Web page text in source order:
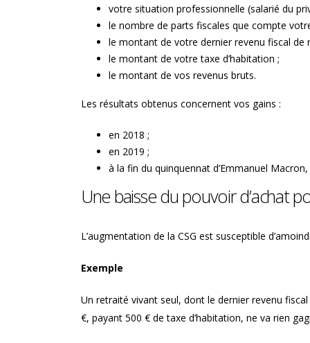
votre situation professionnelle (salarié du
le nombre de parts fiscales que compte
le montant de votre dernier revenu fiscal de
le montant de votre taxe d’habitation ;
le montant de vos revenus bruts.
Les résultats obtenus concernent vos gains :
en 2018 ;
en 2019 ;
à la fin du quinquennat d’Emmanuel
Une baisse du pouvoir d’achat
L’augmentation de la CSG est susceptible
Exemple
Un retraité vivant seul, dont le dernier revenu
€, payant 500 € de taxe d’habitation, ne va rien